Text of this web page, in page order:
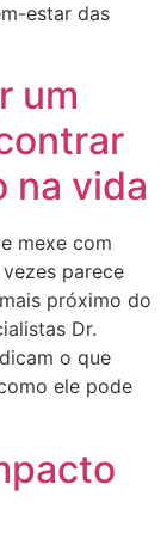
estar das
um
na vida
mexe com
parece
próximo do
Dr.
o que
ele pode